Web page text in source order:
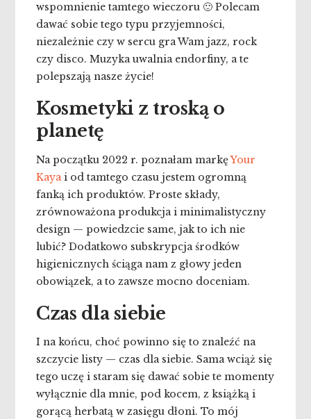
wspomnienie tamtego wieczoru 🙂 Polecam
dawać sobie tego typu przyjemności,
niezależnie czy w sercu gra Wam jazz, rock
czy disco. Muzyka uwalnia endorfiny, a te
polepszają nasze życie!
Kosmetyki z troską o
planetę
Na początku 2022 r. poznałam markęYour
Kayai od tamtego czasu jestem ogromną
fanką ich produktów. Proste składy,
zrównoważona produkcja i minimalistyczny
design — powiedzcie same, jak to ich nie
lubić? Dodatkowo subskrypcja środków
higienicznych ściąga nam z głowy jeden
obowiązek, a to zawsze mocno doceniam.
Czas dla siebie
I na końcu, choć powinno się to znaleźć na
szczycie listy — czas dla siebie. Sama wciąż się
tego uczę i staram się dawać sobie te momenty
wyłącznie dla mnie, pod kocem, z książką i
gorącą herbatą w zasięgu dłoni. To mój